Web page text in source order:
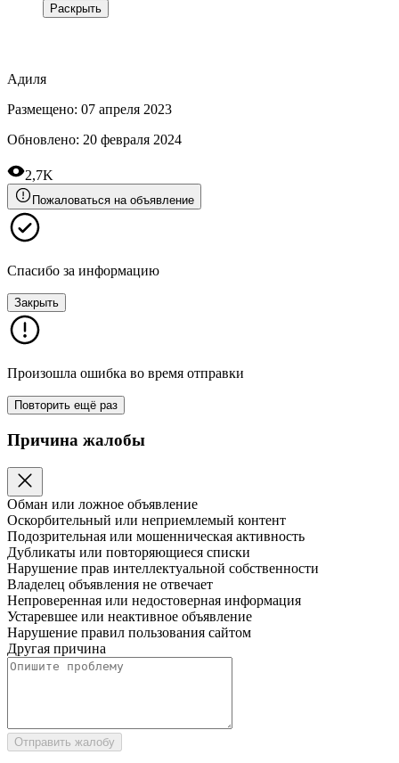
Раскрыть
Адиля
Размещено: 07 апреля 2023
Обновлено: 20 февраля 2024
2,7K
Пожаловаться на объявление
Спасибо за информацию
Закрыть
Произошла ошибка во время отправки
Повторить ещё раз
Причина жалобы
Обман или ложное объявление
Оскорбительный или неприемлемый контент
Подозрительная или мошенническая активность
Дубликаты или повторяющиеся списки
Нарушение прав интеллектуальной собственности
Владелец объявления не отвечает
Непроверенная или недостоверная информация
Устаревшее или неактивное объявление
Нарушение правил пользования сайтом
Другая причина
Отправить жалобу